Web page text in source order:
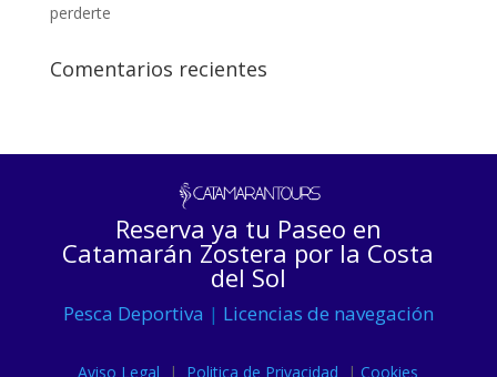
perderte
Comentarios recientes
Reserva ya tu Paseo en
Catamarán Zostera por la Costa
del Sol
Pesca Deportiva | Licencias de navegación
Aviso Legal | Politica de Privacidad | Cookies